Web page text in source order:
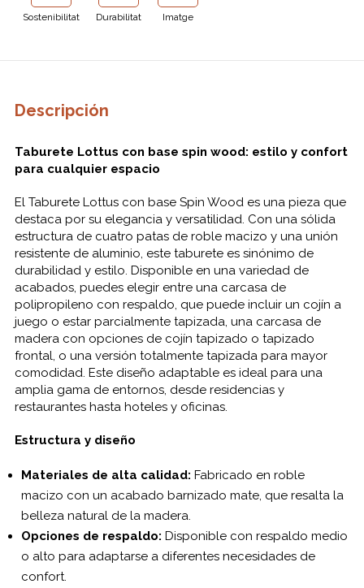
Sostenibilitat Durabilitat Imatge
Descripción
Taburete Lottus con base spin wood: estilo y confort
para cualquier espacio
El Taburete Lottus con base Spin Wood es una pieza que
destaca por su elegancia y versatilidad. Con una sólida
estructura de cuatro patas de roble macizo y una unión
resistente de aluminio, este taburete es sinónimo de
durabilidad y estilo. Disponible en una variedad de
acabados, puedes elegir entre una carcasa de
polipropileno con respaldo, que puede incluir un cojín a
juego o estar parcialmente tapizada, una carcasa de
madera con opciones de cojín tapizado o tapizado
frontal, o una versión totalmente tapizada para mayor
comodidad. Este diseño adaptable es ideal para una
amplia gama de entornos, desde residencias y
restaurantes hasta hoteles y oficinas.
Estructura y diseño
Materiales de alta calidad: Fabricado en roble
macizo con un acabado barnizado mate, que resalta la
belleza natural de la madera.
Opciones de respaldo: Disponible con respaldo medio
o alto para adaptarse a diferentes necesidades de
confort.